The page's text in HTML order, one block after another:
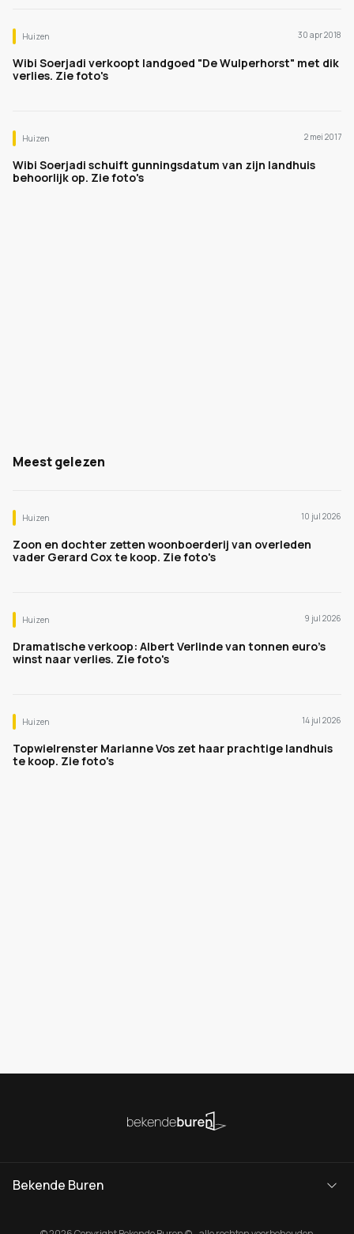
Huizen 30 apr 2018
Wibi Soerjadi verkoopt landgoed "De Wulperhorst" met dik
verlies. Zie foto's
Huizen 2 mei 2017
Wibi Soerjadi schuift gunningsdatum van zijn landhuis
behoorlijk op. Zie foto's
Meest gelezen
Huizen 10 jul 2026
Zoon en dochter zetten woonboerderij van overleden
vader Gerard Cox te koop. Zie foto's
Huizen 9 jul 2026
Dramatische verkoop: Albert Verlinde van tonnen euro's
winst naar verlies. Zie foto's
Huizen 14 jul 2026
Topwielrenster Marianne Vos zet haar prachtige landhuis
te koop. Zie foto's
Bekende Buren